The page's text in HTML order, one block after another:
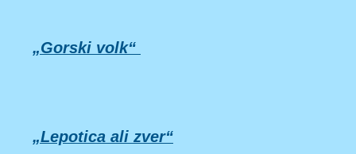
„Gorski volk“
„Lepotica ali zver“